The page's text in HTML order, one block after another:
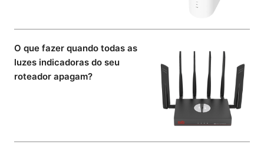
O que fazer quando todas as
luzes indicadoras do seu
roteador apagam?